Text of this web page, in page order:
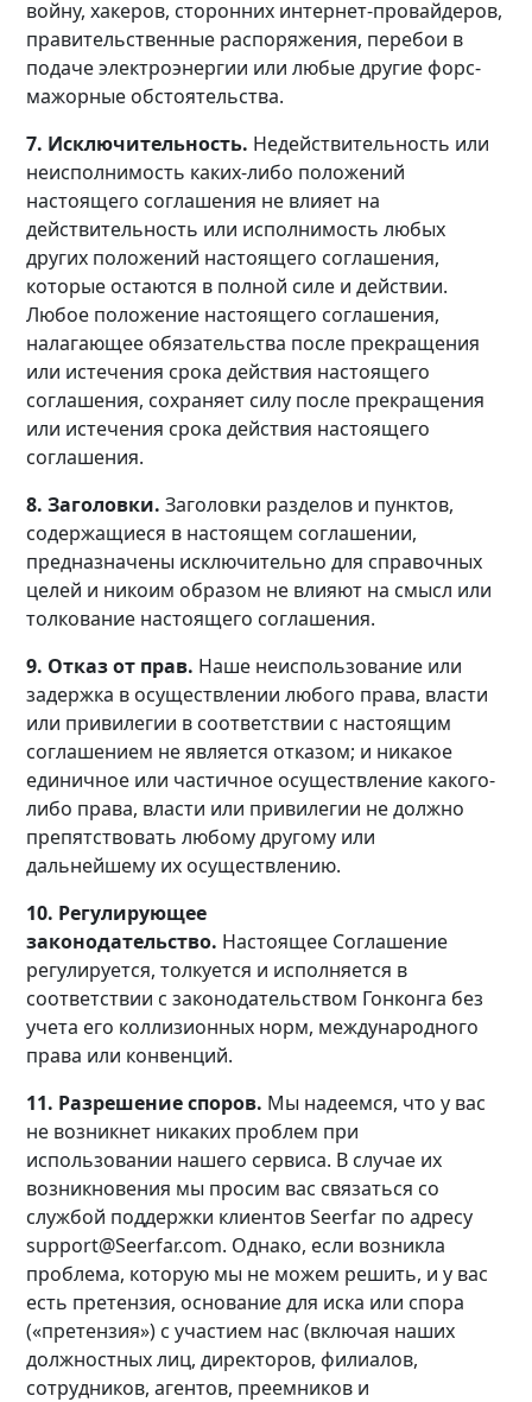
войну, хакеров, сторонних интернет-провайдеров,
правительственные распоряжения, перебои в
подаче электроэнергии или любые другие форс-
мажорные обстоятельства.
7. Исключительность. Недействительность или
неисполнимость каких-либо положений
настоящего соглашения не влияет на
действительность или исполнимость любых
других положений настоящего соглашения,
которые остаются в полной силе и действии.
Любое положение настоящего соглашения,
налагающее обязательства после прекращения
или истечения срока действия настоящего
соглашения, сохраняет силу после прекращения
или истечения срока действия настоящего
соглашения.
8. Заголовки. Заголовки разделов и пунктов,
содержащиеся в настоящем соглашении,
предназначены исключительно для справочных
целей и никоим образом не влияют на смысл или
толкование настоящего соглашения.
9. Отказ от прав. Наше неиспользование или
задержка в осуществлении любого права, власти
или привилегии в соответствии с настоящим
соглашением не является отказом; и никакое
единичное или частичное осуществление какого-
либо права, власти или привилегии не должно
препятствовать любому другому или
дальнейшему их осуществлению.
10. Регулирующее
законодательство. Настоящее Соглашение
регулируется, толкуется и исполняется в
соответствии с законодательством Гонконга без
учета его коллизионных норм, международного
права или конвенций.
11. Разрешение споров. Мы надеемся, что у вас
не возникнет никаких проблем при
использовании нашего сервиса. В случае их
возникновения мы просим вас связаться со
службой поддержки клиентов Seerfar по адресу
support@Seerfar.com. Однако, если возникла
проблема, которую мы не можем решить, и у вас
есть претензия, основание для иска или спора
(«претензия») с участием нас (включая наших
должностных лиц, директоров, филиалов,
сотрудников, агентов, преемников и